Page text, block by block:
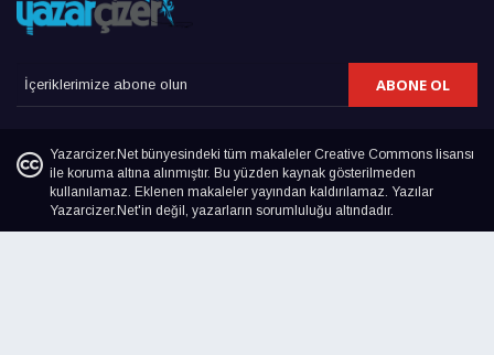
ABONE OL
Yazarcizer.Net bünyesindeki tüm makaleler Creative Commons lisansı
ile koruma altına alınmıştır. Bu yüzden kaynak gösterilmeden
kullanılamaz. Eklenen makaleler yayından kaldırılamaz. Yazılar
Yazarcizer.Net'in değil, yazarların sorumluluğu altındadır.